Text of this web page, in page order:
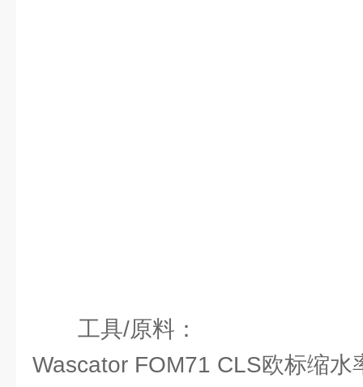
工具/原料：
Wascator FOM71 CLS欧标缩水